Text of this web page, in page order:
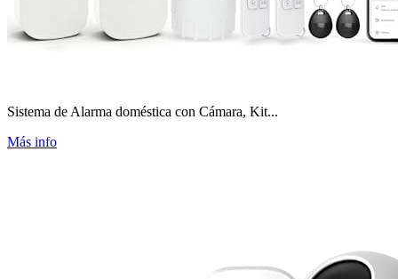
Sistema de Alarma doméstica con Cámara, Kit...
Más info